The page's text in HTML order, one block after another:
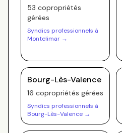
53 copropriétés
gérées
Syndics professionnels à
Montelimar →
Bourg-Lès-Valence
16 copropriétés gérées
Syndics professionnels à
Bourg-Lès-Valence →